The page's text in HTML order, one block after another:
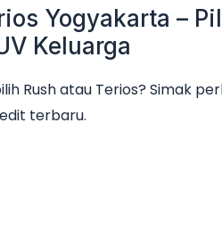
Yogyakarta –
Keluarga
Rush atau Terios? Simak
terbaru.